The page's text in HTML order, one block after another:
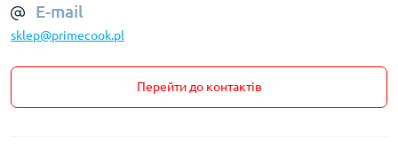
E-mail
sklep@primecook.pl
Перейти до контактів